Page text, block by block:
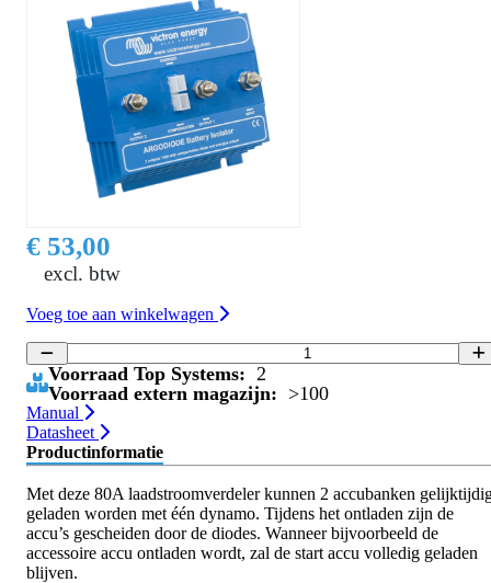
€ 53,00
excl. btw
Voeg toe aan winkelwagen
Voorraad Top Systems: 2
Voorraad extern magazijn: >100
Manual
Datasheet
Productinformatie
Met deze 80A laadstroomverdeler kunnen 2 accubanken
geladen worden met één dynamo. Tijdens het ontladen zijn de
accu’s gescheiden door de diodes. Wanneer bijvoorbeeld de
accessoire accu ontladen wordt, zal de start accu volledig geladen
blijven.